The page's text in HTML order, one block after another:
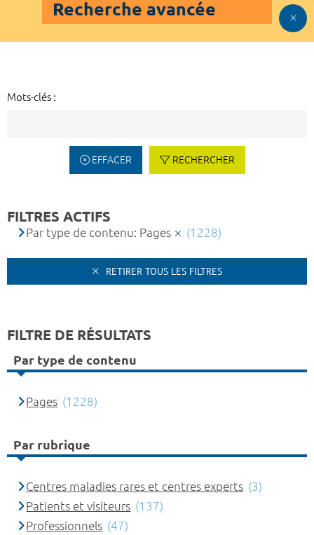
Recherche avancée
Mots-clés :
EFFACER RECHERCHER
FILTRES ACTIFS
Par type de contenu: Pages (1228)
RETIRER TOUS LES FILTRES
FILTRE DE RÉSULTATS
Par type de contenu
Pages (1228)
Par rubrique
Centres maladies rares et centres experts (3)
Patients et visiteurs (137)
Professionnels (47)